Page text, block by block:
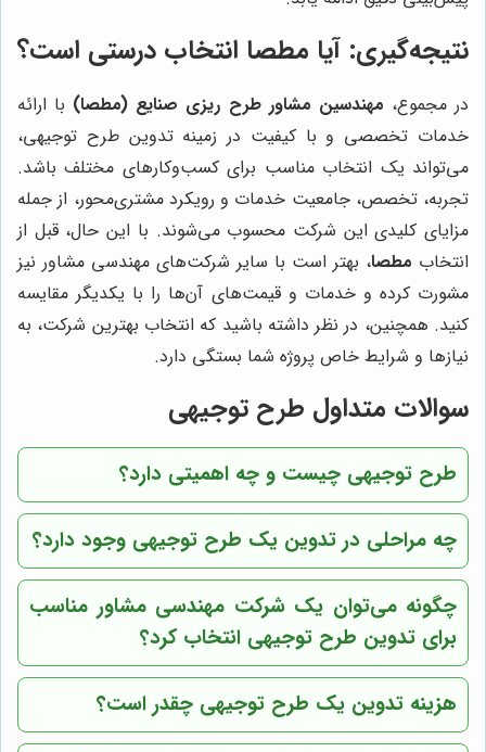
نتیجه‌گیری: آیا مطصا انتخاب درستی است؟
در مجموع، مهندسین مشاور طرح ریزی صنایع (مطصا) با ارائه
خدمات تخصصی و با کیفیت در زمینه تدوین طرح توجیهی،
می‌تواند یک انتخاب مناسب برای کسب‌وکارهای مختلف باشد.
تجربه، تخصص، جامعیت خدمات و رویکرد مشتری‌محور، از جمله
مزایای کلیدی این شرکت محسوب می‌شوند. با این حال، قبل از
انتخاب مطصا، بهتر است با سایر شرکت‌های مهندسی مشاور نیز
مشورت کرده و خدمات و قیمت‌های آن‌ها را با یکدیگر مقایسه
کنید. همچنین، در نظر داشته باشید که انتخاب بهترین شرکت، به
نیازها و شرایط خاص پروژه شما بستگی دارد.
سوالات متداول طرح توجیهی
طرح توجیهی چیست و چه اهمیتی دارد؟
چه مراحلی در تدوین یک طرح توجیهی وجود دارد؟
چگونه می‌توان یک شرکت مهندسی مشاور مناسب
برای تدوین طرح توجیهی انتخاب کرد؟
هزینه تدوین یک طرح توجیهی چقدر است؟